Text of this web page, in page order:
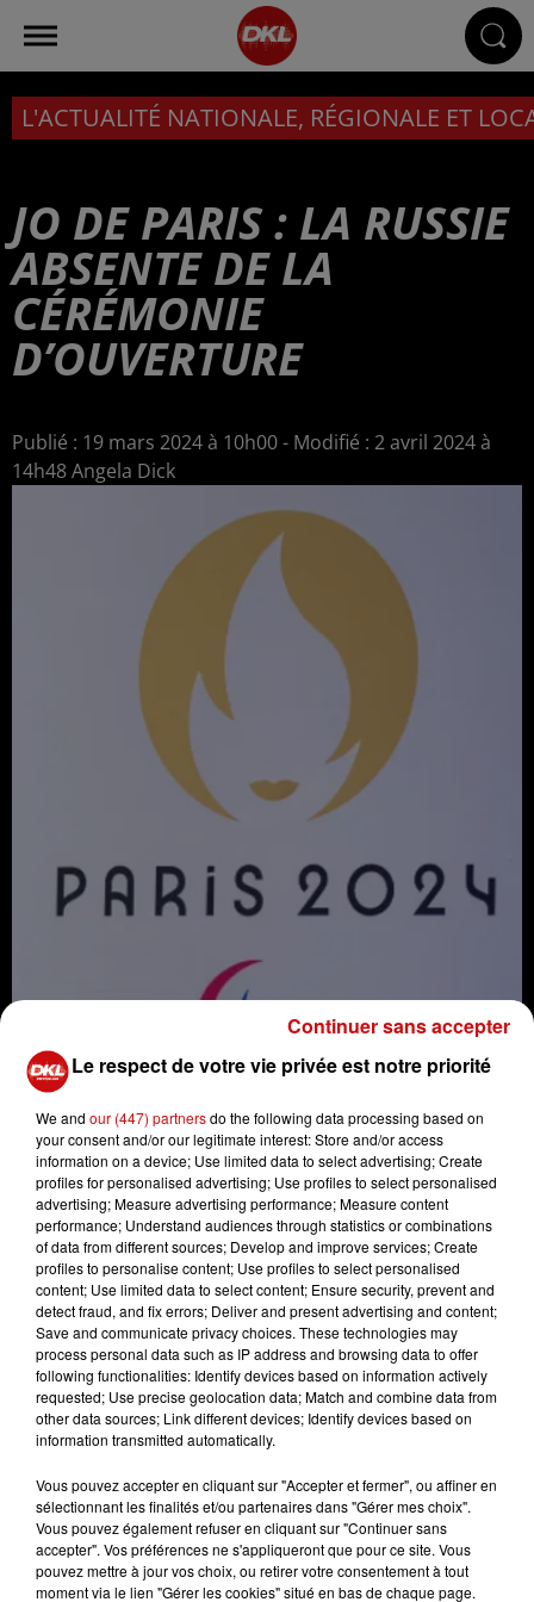
L'ACTUALITÉ NATIONALE, RÉGIONALE ET
JO DE PARIS : LA RUSSIE
ABSENTE DE LA
CÉRÉMONIE
D’OUVERTURE
Publié : 19 mars 2024 à 10h00 - Modifié : 2 avril 2024 à
14h48 Angela Dick
Le CIO (Comité international olympique) a pris la
décision que les sportifs russes et biélorusses, autorisés
à participer aux JO de Paris 2024 sous une bannière
neutre, ne défileront pas sur la Seine lors de la
cérémonie d'ouverture le 26 juillet. Cette décision
marque la conclusion d'un processus tumultueux de
deux ans lié à l'invasion russe de l'Ukraine. Initialement
exclus du monde sportif, les athlètes russes et
biélorusses ont été autorisés à participer aux Jeux
l'année dernière sous certaines conditions strictes, avec
un protocole à clarifier.
Le respect de votre vie privée est notre priorité
We and our (447) partnersdo the following data processing based on
your consent and/or our legitimate interest: Store and/or access
information on a device; Use limited data to select advertising; Create
profiles for personalised advertising; Use profiles to select personalised
advertising; Measure advertising performance; Measure content
performance; Understand audiences through statistics or combinations
of data from different sources; Develop and improve services; Create
profiles to personalise content; Use profiles to select personalised
content; Use limited data to select content; Ensure security, prevent and
detect fraud, and fix errors; Deliver and present advertising and content;
Save and communicate privacy choices. These technologies may
process personal data such as IP address and browsing data to offer
following functionalities: Identify devices based on information actively
requested; Use precise geolocation data; Match and combine data from
other data sources; Link different devices; Identify devices based on
information transmitted automatically.
Vous pouvez accepter en cliquant sur "Accepter et fermer", ou affiner en
sélectionnant les finalités et/ou partenaires dans "Gérer mes choix".
Vous pouvez également refuser en cliquant sur "Continuer sans
accepter". Vos préférences ne s'appliqueront que pour ce site. Vous
pouvez mettre à jour vos choix, ou retirer votre consentement à tout
moment via le lien "Gérer les cookies" situé en bas de chaque page.
Continuer sans accepter